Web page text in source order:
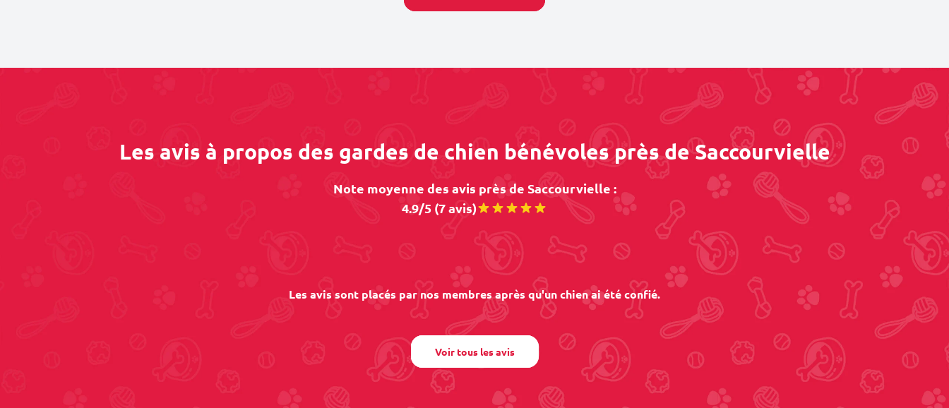
Les avis à propos des gardes de chien bénévoles près de Saccourvielle
Note moyenne des avis près de Saccourvielle :
4.9/5 (7 avis)
Les avis sont placés par nos membres après qu'un chien ai été confié.
Voir tous les avis